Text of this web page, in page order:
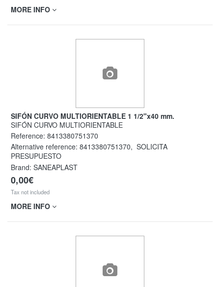
MORE INFO
SIFÓN CURVO MULTIORIENTABLE 1 1/2"x40 mm.
SIFÓN CURVO MULTIORIENTABLE
Reference: 8413380751370
Alternative reference: 8413380751370, SOLICITA
PRESUPUESTO
Brand: SANEAPLAST
0,00€
Tax not included
MORE INFO